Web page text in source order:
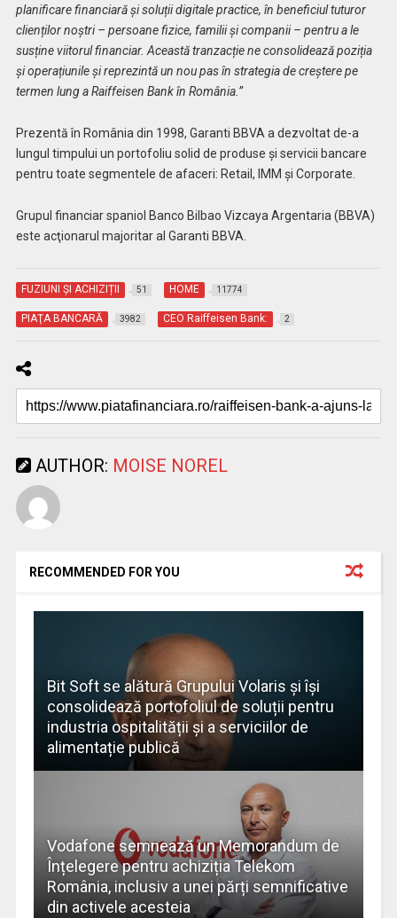
planificare financiară și soluții digitale practice, în beneficiul tuturor
clienților noștri – persoane fizice, familii și companii – pentru a le
susține viitorul financiar. Această tranzacție ne consolidează poziția
și operațiunile și reprezintă un nou pas în strategia de creștere pe
termen lung a Raiffeisen Bank în România.”
Prezentă în România din 1998, Garanti BBVA a dezvoltat de-a
lungul timpului un portofoliu solid de produse și servicii bancare
pentru toate segmentele de afaceri: Retail, IMM și Corporate.
Grupul financiar spaniol Banco Bilbao Vizcaya Argentaria (BBVA)
este acţionarul majoritar al Garanti BBVA.
FUZIUNI ȘI ACHIZIȚII 51 HOME 11774
PIAŢA BANCARĂ 3982 CEO Raiffeisen Bank: 2
AUTHOR: MOISE NOREL
RECOMMENDED FOR YOU
Bit Soft se alătură Grupului Volaris și își
consolidează portofoliul de soluții pentru
industria ospitalității și a serviciilor de
alimentație publică
Vodafone semnează un Memorandum de
Înțelegere pentru achiziția Telekom
România, inclusiv a unei părți semnificative
din activele acesteia